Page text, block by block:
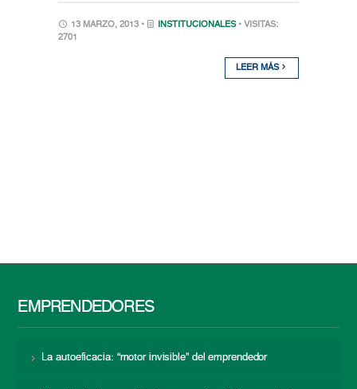
13 MARZO, 2013 • INSTITUCIONALES • VISITAS:
2701
LEER MÁS
EMPRENDEDORES
La autoeficacia: “motor invisible” del emprendedor